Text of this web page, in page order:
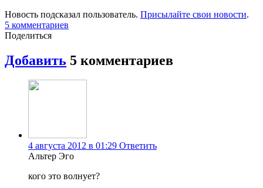
Новость подсказал пользователь. Присылайте свои новости.
5 комментариев
Поделиться
Добавить 5 комментариев
4 августа 2012 в 01:29 Ответить
Альтер Эго
кого это волнует?